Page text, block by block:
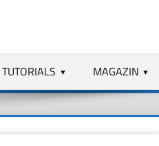
TUTORIALS MAGAZIN